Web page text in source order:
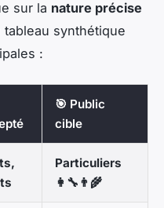
sur la nature précise
tableau synthétique
:
🎯 Public
cible
Particuliers
👩‍🔧👨‍🌾